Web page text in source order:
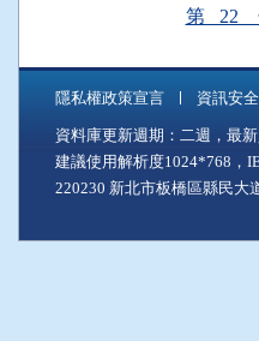
第 22
隱私權政策宣言 資訊安
資料庫更新週期：二週，最
建議使用解析度1024*768，
220230 新北市板橋區縣民